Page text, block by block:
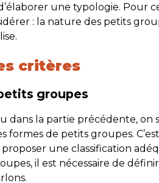
une typologie. Pour
: la nature des petits
critères
groupes
dans la partie précédente, on
formes de petits groupes.
une classification
il est nécessaire de